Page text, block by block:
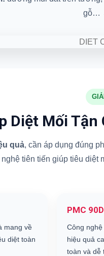
gỗ…
Diệt Mối
quả, cần áp dụng đúng
tiên tiến giúp tiêu diệt
mang về
diệt toàn
PMC
Công nghệ
hiệu quả
toàn và dễ